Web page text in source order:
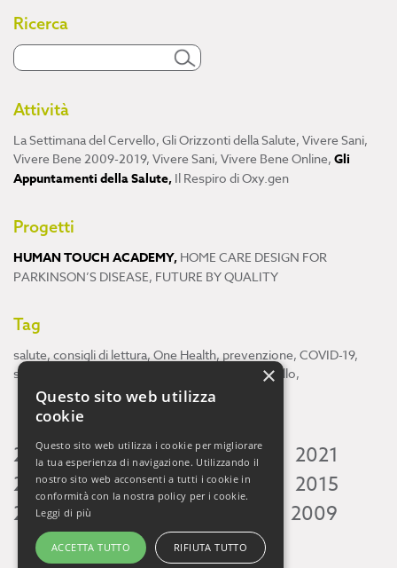
Ricerca
Attività
La Settimana del Cervello, Gli Orizzonti della Salute, Vivere Sani,
Vivere Bene 2009-2019, Vivere Sani, Vivere Bene Online, Gli
Appuntamenti della Salute, Il Respiro di Oxy.gen
Progetti
HUMAN TOUCH ACADEMY, HOME CARE DESIGN FOR
PARKINSON’S DISEASE, FUTURE BY QUALITY
Tag
salute, consigli di lettura, One Health, prevenzione, COVID-19,
scienza
cervello,
2026 2025 2024 2023 2022
2021
2020 2019 2018 2017 2016
2015
2014 2013 2009
×
Questo sito web utilizza
cookie
Questo sito web utilizza i cookie per migliorare
la tua esperienza di navigazione. Utilizzando il
nostro sito web acconsenti a tutti i cookie in
conformità con la nostra policy per i cookie.
Leggi di più
ACCETTA TUTTO RIFIUTA TUTTO